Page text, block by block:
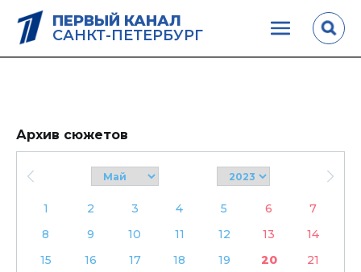
ПЕРВЫЙ КАНАЛ
САНКТ-ПЕТЕРБУРГ
Архив сюжетов
1 2 3 4 5 6
7
8
9 10 11 12 13
14
15
16 17 18 19 20
21